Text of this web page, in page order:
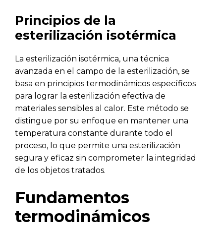
Principios de la
esterilización isotérmica
La esterilización isotérmica, una técnica
avanzada en el campo de la esterilización, se
basa en principios termodinámicos específicos
para lograr la esterilización efectiva de
materiales sensibles al calor. Este método se
distingue por su enfoque en mantener una
temperatura constante durante todo el
proceso, lo que permite una esterilización
segura y eficaz sin comprometer la integridad
de los objetos tratados.
Fundamentos
termodinámicos